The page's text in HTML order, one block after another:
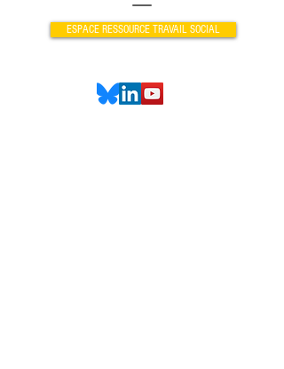
ESPACE RESSOURCE TRAVAIL SOCIAL